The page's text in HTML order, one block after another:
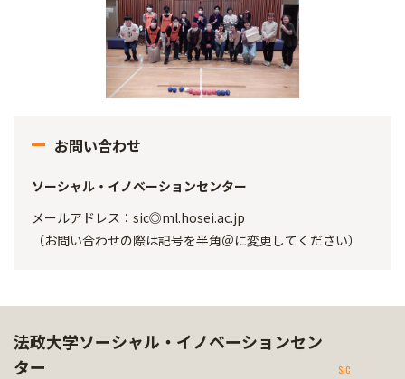
お問い合わせ
ソーシャル・イノベーションセンター
メールアドレス：sic◎ml.hosei.ac.jp
（お問い合わせの際は記号を半角＠に変更してください）
法政大学ソーシャル・イノベーションセン
ター
SIC